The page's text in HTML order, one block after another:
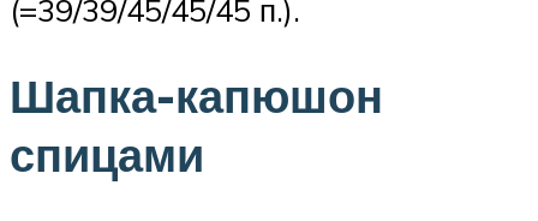
(=39/39/45/45/45 п.).
Шапка-капюшон
спицами